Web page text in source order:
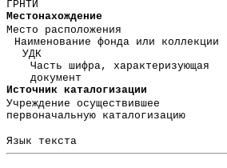
ГРНТИ
Местонахождение
Место расположения
Наименование фонда или коллекции
УДК
Часть шифра, характеризующая
документ
Источник каталогизации
Учреждение осуществившее
первоначальную каталогизацию
Язык текста